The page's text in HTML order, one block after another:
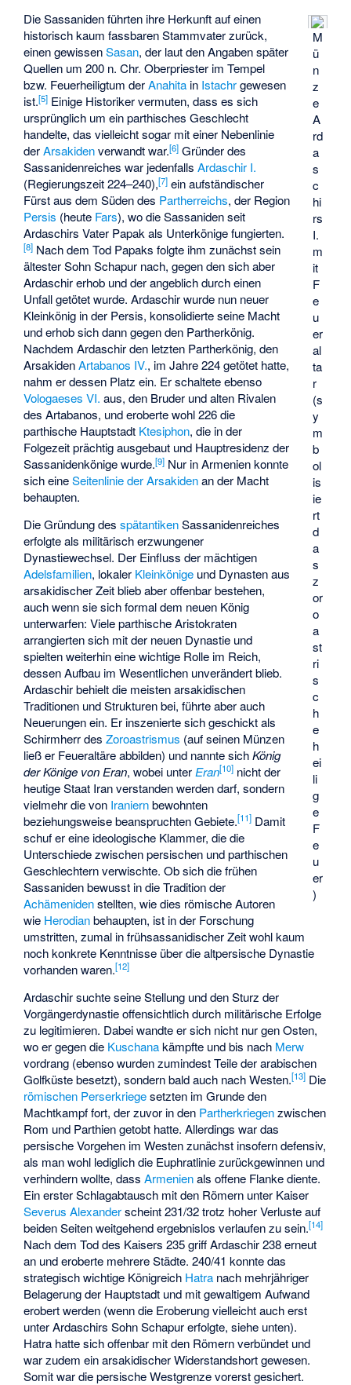
M
ü
n
z
e
A
rd
a
s
c
hi
rs
I.
m
it
F
e
u
er
al
ta
r
(s
y
m
b
ol
is
ie
rt
d
a
s
z
or
o
a
st
ri
s
c
h
e
h
ei
li
g
e
F
e
u
er
)
Die Sassaniden führten ihre Herkunft auf einen
historisch kaum fassbaren Stammvater zurück,
einen gewissenSasan, der laut den Angaben später
Quellen um 200 n. Chr. Oberpriester im Tempel
bzw. Feuerheiligtum derAnahita in Istachrgewesen
ist.[5] Einige Historiker vermuten, dass es sich
ursprünglich um ein parthisches Geschlecht
handelte, das vielleicht sogar mit einer Nebenlinie
derArsakidenverwandt war.[6] Gründer des
Sassanidenreiches war jedenfallsArdaschir I.
(Regierungszeit 224–240),[7] ein aufständischer
Fürst aus dem Süden des Partherreichs, der Region
Persis (heute Fars), wo die Sassaniden seit
Ardaschirs Vater Papakals Unterkönige fungierten.
[8] Nach dem Tod Papaks folgte ihm zunächst sein
ältester SohnSchapur nach, gegen den sich aber
Ardaschir erhob und der angeblich durch einen
Unfall getötet wurde. Ardaschir wurde nun neuer
Kleinkönig in der Persis, konsolidierte seine Macht
und erhob sich dann gegen den Partherkönig.
Nachdem Ardaschir den letzten Partherkönig, den
ArsakidenArtabanos IV., im Jahre 224 getötet hatte,
nahm er dessen Platz ein. Er schaltete ebenso
Vologaeses VI. aus, den Bruder und alten Rivalen
des Artabanos, und eroberte wohl 226 die
parthische Hauptstadt Ktesiphon, die in der
Folgezeit prächtig ausgebaut und Hauptresidenz der
Sassanidenkönige wurde.[9] Nur in Armenien konnte
sich eineSeitenlinie der Arsakidenan der Macht
behaupten.
Die Gründung desspätantikenSassanidenreiches
erfolgte als militärisch erzwungener
Dynastiewechsel. Der Einfluss der mächtigen
Adelsfamilien, lokaler Kleinkönige und Dynasten aus
arsakidischer Zeit blieb aber offenbar bestehen,
auch wenn sie sich formal dem neuen König
unterwarfen: Viele parthische Aristokraten
arrangierten sich mit der neuen Dynastie und
spielten weiterhin eine wichtige Rolle im Reich,
dessen Aufbau im Wesentlichen unverändert blieb.
Ardaschir behielt die meisten arsakidischen
Traditionen und Strukturen bei, führte aber auch
Neuerungen ein. Er inszenierte sich geschickt als
Schirmherr desZoroastrismus (auf seinen Münzen
ließ er Feueraltäre abbilden) und nannte sichKönig
der Könige von Eran, wobei unter Eran[10] nicht der
heutige Staat Iran verstanden werden darf, sondern
vielmehr die von Iraniernbewohnten
beziehungsweise beanspruchten Gebiete.[11] Damit
schuf er eine ideologische Klammer, die die
Unterschiede zwischen persischen und parthischen
Geschlechtern verwischte. Ob sich die frühen
Sassaniden bewusst in die Tradition der
Achämenidenstellten, wie dies römische Autoren
wie Herodianbehaupten, ist in der Forschung
umstritten, zumal in frühsassanidischer Zeit wohl kaum
noch konkrete Kenntnisse über die altpersische Dynastie
vorhanden waren.[12]
Ardaschir suchte seine Stellung und den Sturz der
Vorgängerdynastie offensichtlich durch militärische Erfolge
zu legitimieren. Dabei wandte er sich nicht nur gen Osten,
wo er gegen die Kuschanakämpfte und bis nach Merw
vordrang (ebenso wurden zumindest Teile der arabischen
Golfküste besetzt), sondern bald auch nach Westen.[13] Die
römischen Perserkriegesetzten im Grunde den
Machtkampf fort, der zuvor in den Partherkriegenzwischen
Rom und Parthien getobt hatte. Allerdings war das
persische Vorgehen im Westen zunächst insofern defensiv,
als man wohl lediglich die Euphratlinie zurückgewinnen und
verhindern wollte, dassArmenienals offene Flanke diente.
Ein erster Schlagabtausch mit den Römern unter Kaiser
Severus Alexanderscheint 231/32 trotz hoher Verluste auf
beiden Seiten weitgehend ergebnislos verlaufen zu sein.[14]
Nach dem Tod des Kaisers 235 griff Ardaschir 238 erneut
an und eroberte mehrere Städte. 240/41 konnte das
strategisch wichtige Königreich Hatra nach mehrjähriger
Belagerung der Hauptstadt und mit gewaltigem Aufwand
erobert werden (wenn die Eroberung vielleicht auch erst
unter Ardaschirs Sohn Schapur erfolgte, siehe unten).
Hatra hatte sich offenbar mit den Römern verbündet und
war zudem ein arsakidischer Widerstandshort gewesen.
Somit war die persische Westgrenze vorerst gesichert.